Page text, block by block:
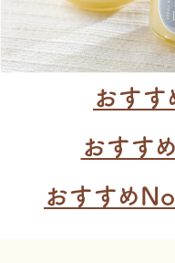
おす
おすす
おすすめ